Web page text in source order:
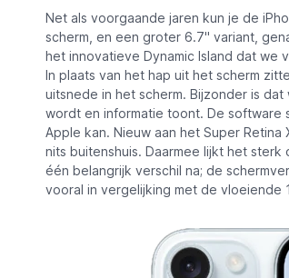
Net als voorgaande jaren kun je de
scherm, en een groter 6.7" variant,
het innovatieve Dynamic Island dat
In plaats van het hap uit het scherm
uitsnede in het scherm. Bijzonder is
wordt en informatie toont. De software
Apple kan. Nieuw aan het Super
nits buitenshuis. Daarmee lijkt het
één belangrijk verschil na; de
vooral in vergelijking met de vloeiende